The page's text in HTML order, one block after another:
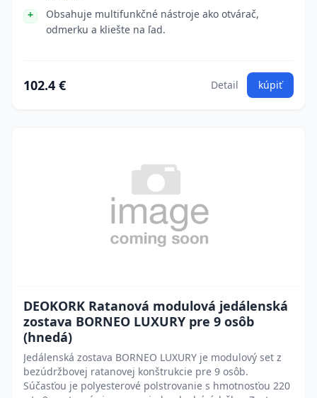
Obsahuje multifunkčné nástroje ako otvárač,
odmerku a kliešte na ľad.
102.4 € Detail kúpiť
DEOKORK Ratanová modulová jedálenská
zostava BORNEO LUXURY pre 9 osôb
(hnedá)
Jedálenská zostava BORNEO LUXURY je modulový set z
bezúdržbovej ratanovej konštrukcie pre 9 osôb.
Súčasťou je polyesterové polstrovanie s hmotnosťou 220